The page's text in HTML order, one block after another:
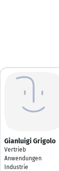
Gianluigi Grigolo
Vertrieb
Anwendungen
Industrie